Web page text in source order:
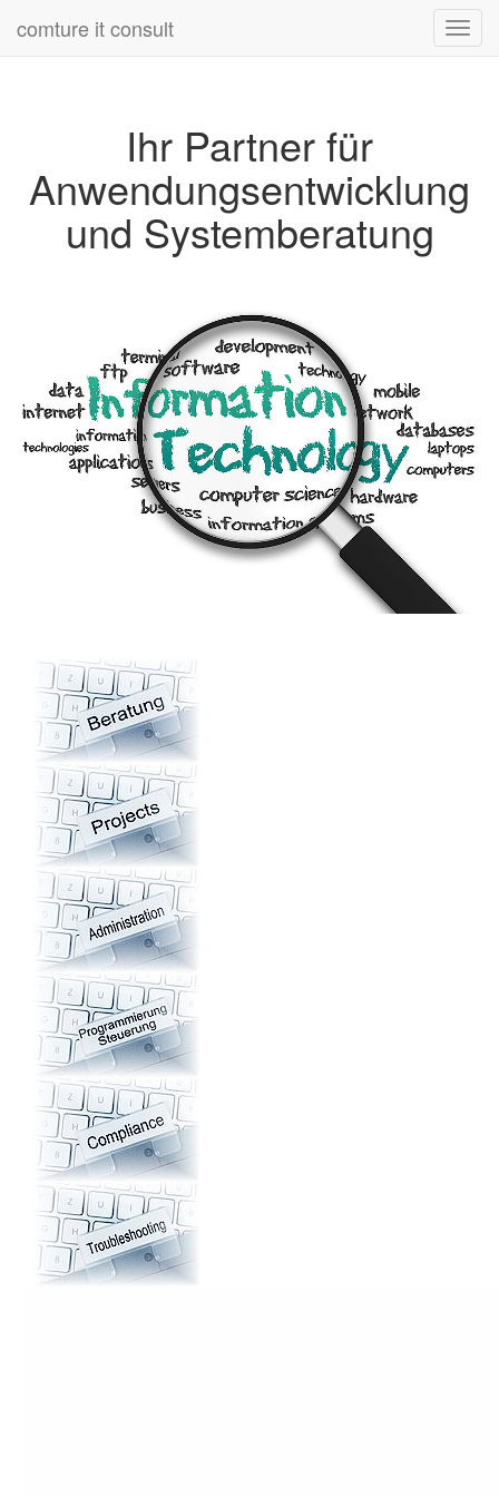
comture it consult
Ihr Partner für
Anwendungsentwicklung
und Systemberatung